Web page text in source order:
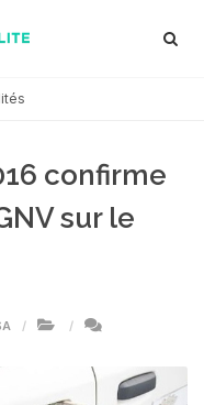
confirme
sur le